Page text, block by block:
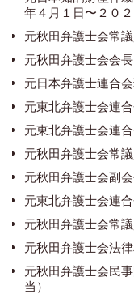
年４月１日〜２０
元秋田弁護士会常
元秋田弁護士会会
元日本弁護士連合
元東北弁護士会連
元東北弁護士会連
元秋田弁護士会常
元秋田弁護士会副
元東北弁護士会連
元秋田弁護士会常
元秋田弁護士会法
元秋田弁護士会民
当）